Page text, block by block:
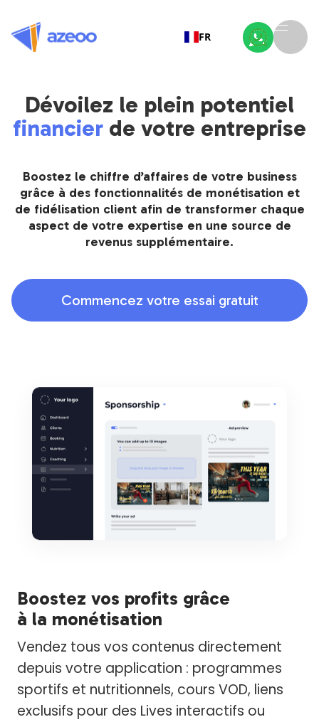
FR
Dévoilez le plein potentiel
financier de votre entreprise
Boostez le chiffre d’affaires de votre business
grâce à des fonctionnalités de monétisation et
de fidélisation client afin de transformer chaque
aspect de votre expertise en une source de
revenus supplémentaire.
Commencez votre essai gratuit
Boostez vos profits grâce
à la monétisation
Vendez tous vos contenus directement
depuis votre application : programmes
sportifs et nutritionnels, cours VOD, liens
exclusifs pour des Lives interactifs ou